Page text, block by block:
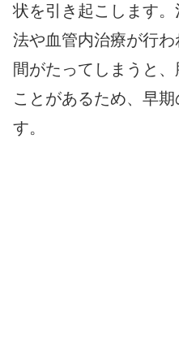
状を引き起こします
法や血管内治療が行
間がたってしまうと
ことがあるため、早
す。